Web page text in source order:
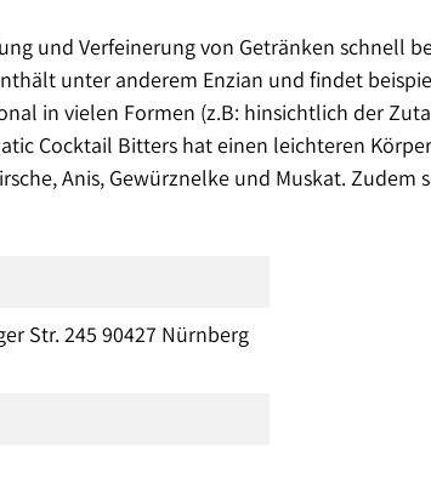
und Verfeinerung von Getränken schnell
unter anderem Enzian und findet
in vielen Formen (z.B: hinsichtlich der
Cocktail Bitters hat einen leichteren
Anis, Gewürznelke und Muskat.
Str. 245 90427 Nürnberg